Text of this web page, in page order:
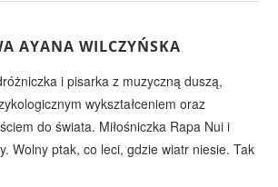
AYANA WILCZYŃSKA
i pisarka z muzyczną duszą,
wykształceniem oraz
do świata. Miłośniczka Rapa Nui i
Wolny ptak, co leci, gdzie wiatr niesie. Tak